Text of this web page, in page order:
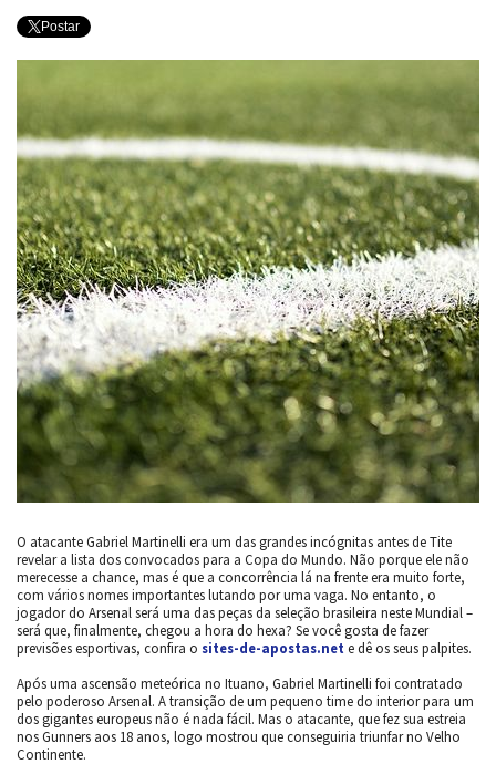
Postar
O atacante Gabriel Martinelli era um das grandes incógnitas antes de Tite
revelar a lista dos convocados para a Copa do Mundo. Não porque ele não
merecesse a chance, mas é que a concorrência lá na frente era muito forte,
com vários nomes importantes lutando por uma vaga. No entanto, o
jogador do Arsenal será uma das peças da seleção brasileira neste Mundial –
será que, finalmente, chegou a hora do hexa? Se você gosta de fazer
previsões esportivas, confira o sites-de-apostas.net e dê os seus palpites.
Após uma ascensão meteórica no Ituano, Gabriel Martinelli foi contratado
pelo poderoso Arsenal. A transição de um pequeno time do interior para um
dos gigantes europeus não é nada fácil. Mas o atacante, que fez sua estreia
nos Gunners aos 18 anos, logo mostrou que conseguiria triunfar no Velho
Continente.